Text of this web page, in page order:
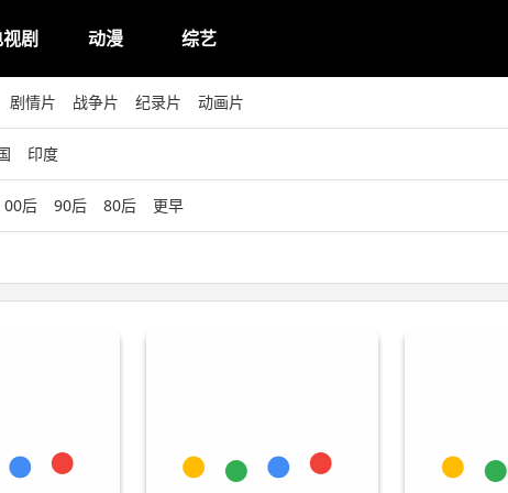
剧 动漫 综艺
剧情片 战争片 纪录片 动画片
印度
00后 90后 80后 更早